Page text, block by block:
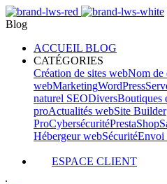
Blog
ACCUEIL BLOG
CATÉGORIES
Création de sites webNom de
webMarketingWordPress
naturel SEODiversBoutiques
proActualités webSite Builder
ProCybersécuritéPrestaShop
Hébergeur webSécuritéEnvoi
ESPACE CLIENT